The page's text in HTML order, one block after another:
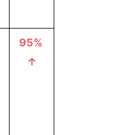
95%
↑